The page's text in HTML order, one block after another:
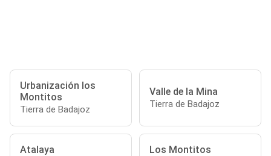
Urbanización los
Montitos
Tierra de Badajoz
Valle de la Mina
Tierra de Badajoz
Atalaya Los Montitos